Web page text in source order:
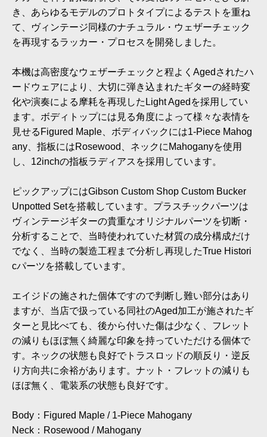
き、あらゆるモデルのプロトタイプによるテストを重ね
て、ヴィンテージ同様のナチュラル・ウェザーチェック
を再現するラッカー・プロセスを開発しました。
本機は高密度なウェザーチェックと程よくAgedされたハ
ードウェアにより、大切に弾き込まれたギターの経時変
化や演奏による摩耗を再現したLight Agedを採用してい
ます。ボディトップには見る角度によって様々な表情を
見せるFigured Maple、ボディバックには1-Piece Mahog
any、指板にはRosewood、ネックにMahoganyを使用
し、12inchの指板ラディアスを採用しています。
ピックアップにはGibson Custom Shop Custom Bucker
Unpotted Setを搭載しています。プラスチックパーツは
ヴィンテージギターの貴重なオリジナルパーツを切断・
分析することで、当時使われていた材質の成分構成だけ
でなく、当時の製造工程まで分析し再現したTrue Histori
cパーツを搭載しています。
エイジドの施された個体ですので判断し難い部分はあり
ますが、当店で扱っている同社のAged加工が施されたギ
ターと見比べても、後から付いた傷は少なく、フレット
の減りもほぼ無く綺麗な印象を持っていただける個体で
す。ネックの状態も良好でトラスロッドの順反り・逆反
り方向共に余裕があります。ナット・フレットの減りも
ほぼ無く、電装系の状態も良好です。
Body：Figured Maple / 1-Piece Mahogany
Neck：Rosewood / Mahogany